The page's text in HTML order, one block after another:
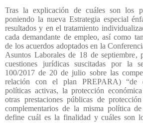
Tras la explicación de cuáles son los
poniendo la nueva Estrategia especial
resultados y en el tratamiento
cada demandante de empleo, así como
de los acuerdos adoptados en la
Asuntos Laborales de 18 de septiembre,
cuestiones jurídicas suscitadas por la
100/2017 de 20 de julio sobre las
relación con el plan PREPARA) “de
políticas activas, la protección
otras prestaciones públicas de
complementarios de la misma política
define cuál es la finalidad y cuáles son